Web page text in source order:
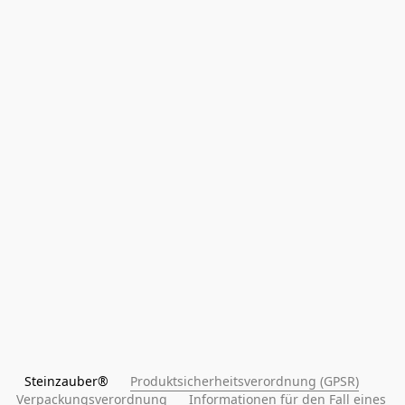
Steinzauber® Produktsicherheitsverordnung (GPSR)
Verpackungsverordnung
Informationen für den Fall eines